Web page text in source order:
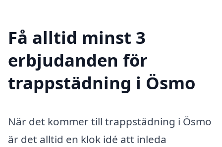
Få alltid minst 3
erbjudanden för
trappstädning i Ösmo
När det kommer till trappstädning i Ösmo
är det alltid en klok idé att inleda